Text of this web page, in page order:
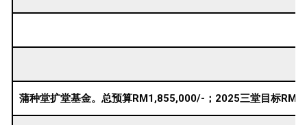
蒲种堂扩堂基金。总预算RM1,855,000/-；2025三堂目标